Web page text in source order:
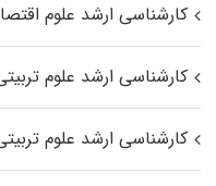
کارشناسی ارشد علوم
کارشناسی ارشد علوم
کارشناسی ارشد علوم تربیتی